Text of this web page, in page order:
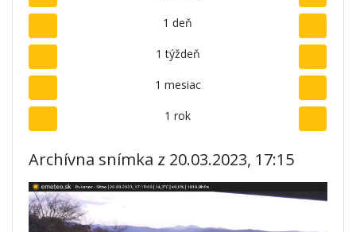
1 deň
1 týždeň
1 mesiac
1 rok
Archívna snímka z 20.03.2023, 17:15